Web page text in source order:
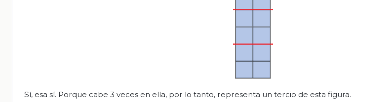
Sí, esa sí. Porque cabe 3 veces en ella, por lo tanto, representa un tercio de esta figura.